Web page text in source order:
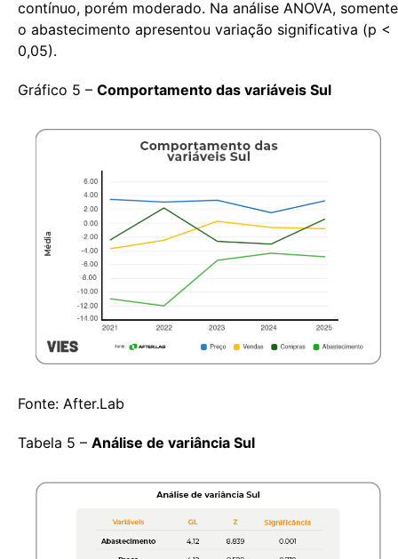
contínuo, porém moderado. Na análise ANOVA, somente
o abastecimento apresentou variação significativa (p <
0,05).
Gráfico 5 – Comportamento das variáveis Sul
Fonte: After.Lab
Tabela 5 – Análise de variância Sul